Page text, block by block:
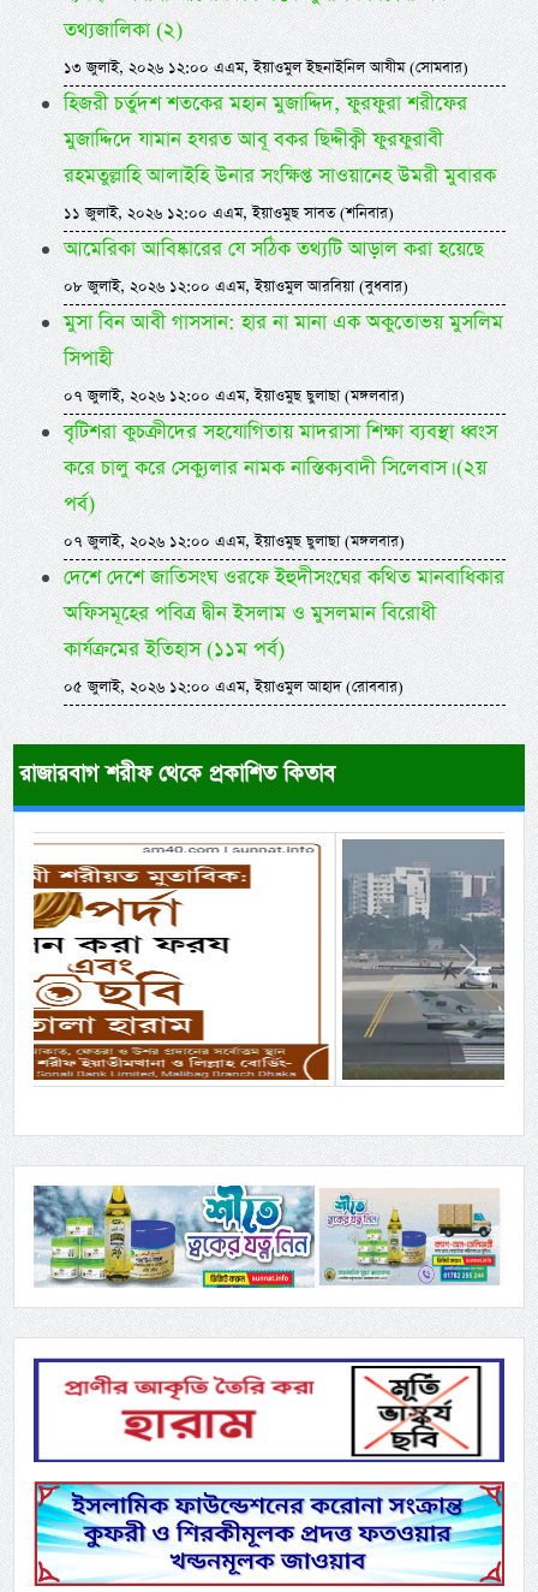
তথ্যজালিকা (২)
১৩ জুলাই, ২০২৬ ১২:০০ এএম, ইয়াওমুল ইছনাইনিল আযীম (সোমবার)
হিজরী চর্তুদশ শতকের মহান মুজাদ্দিদ, ফুরফুরা শরীফের
মুজাদ্দিদে যামান হযরত আবূ বকর ছিদ্দীক্বী ফুরফুরাবী
রহমতুল্লাহি আলাইহি উনার সংক্ষিপ্ত সাওয়ানেহ উমরী মুবারক
১১ জুলাই, ২০২৬ ১২:০০ এএম, ইয়াওমুছ সাবত (শনিবার)
আমেরিকা আবিষ্কারের যে সঠিক তথ্যটি আড়াল করা হয়েছে
০৮ জুলাই, ২০২৬ ১২:০০ এএম, ইয়াওমুল আরবিয়া (বুধবার)
মুসা বিন আবী গাসসান: হার না মানা এক অকুতোভয় মুসলিম
সিপাহী
০৭ জুলাই, ২০২৬ ১২:০০ এএম, ইয়াওমুছ ছুলাছা (মঙ্গলবার)
বৃটিশরা কুচক্রীদের সহযোগিতায় মাদরাসা শিক্ষা ব্যবস্থা ধ্বংস
করে চালু করে সেক্যুলার নামক নাস্তিক্যবাদী সিলেবাস। (২য়
পর্ব)
০৭ জুলাই, ২০২৬ ১২:০০ এএম, ইয়াওমুছ ছুলাছা (মঙ্গলবার)
দেশে দেশে জাতিসংঘ ওরফে ইহুদীসংঘের কথিত মানবাধিকার
অফিসমূহের পবিত্র দ্বীন ইসলাম ও মুসলমান বিরোধী
কার্যক্রমের ইতিহাস (১১ম পর্ব)
০৫ জুলাই, ২০২৬ ১২:০০ এএম, ইয়াওমুল আহাদ (রোববার)
রাজারবাগ শরীফ থেকে প্রকাশিত কিতাব
Previous Next